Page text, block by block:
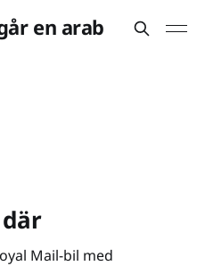
en arab